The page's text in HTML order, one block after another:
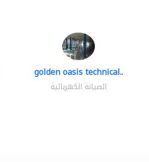
golden oasis technical..
الصيانة الكهربائية